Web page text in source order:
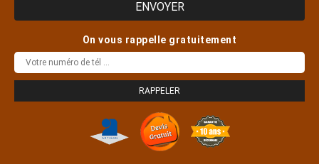
On vous rappelle gratuitement